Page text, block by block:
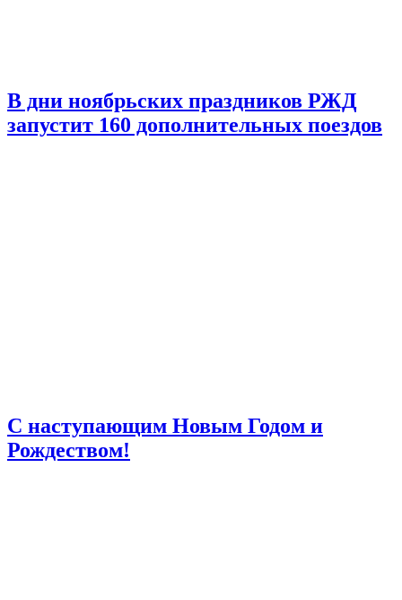
В дни ноябрьских праздников РЖД
запустит 160 дополнительных поездов
С наступающим Новым Годом и
Рождеством!